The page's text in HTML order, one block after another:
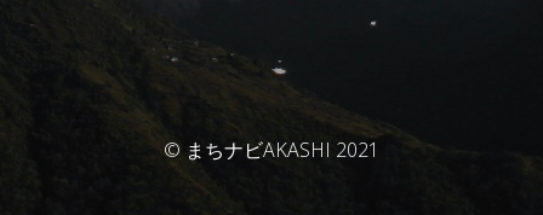
© まちナビAKASHI 2021